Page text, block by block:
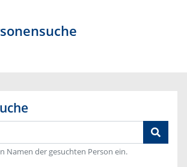
Namen der gesuchten Person ein.